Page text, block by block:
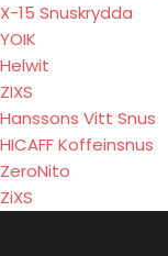
X-15 Snuskrydda
YOIK
Helwit
ZIXS
Hanssons Vitt Snus
HICAFF Koffeinsnus
ZeroNito
ZiXS